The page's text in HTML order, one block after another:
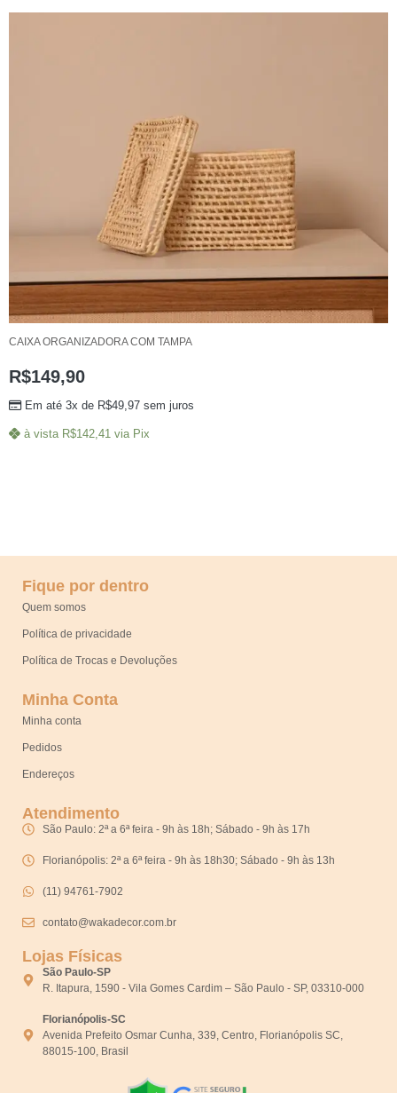
CAIXA ORGANIZADORA COM TAMPA
R$149,90
Em até 3x de R$49,97 sem juros
à vista R$142,41 via Pix
Fique por dentro
Quem somos
Política de privacidade
Política de Trocas e Devoluções
Minha Conta
Minha conta
Pedidos
Endereços
Atendimento
São Paulo: 2ª a 6ª feira - 9h às 18h; Sábado - 9h às 17h
Florianópolis: 2ª a 6ª feira - 9h às 18h30; Sábado - 9h às 13h
(11) 94761-7902
contato@wakadecor.com.br
Lojas Físicas
São Paulo-SP
R. Itapura, 1590 - Vila Gomes Cardim – São Paulo - SP, 03310-000
Florianópolis-SC
Avenida Prefeito Osmar Cunha, 339, Centro, Florianópolis SC,
88015-100, Brasil